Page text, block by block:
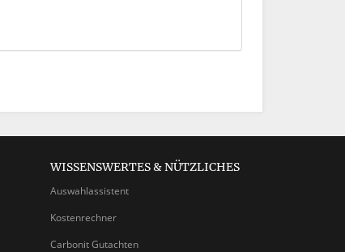
WISSENSWERTES & NÜTZLICHES
Auswahlassistent
Kostenrechner
Carbonit Gutachten